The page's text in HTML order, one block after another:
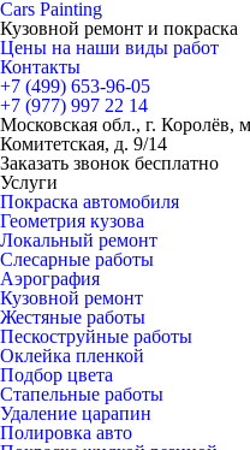
Cars Painting
Кузовной ремонт и покраска
Цены на наши виды работ
Контакты
+7 (499) 653-96-05
+7 (977) 997 22 14
Московская обл., г.
Комитетская, д. 9/14
Заказать звонок бесплатно
Услуги
Покраска автомобиля
Геометрия кузова
Локальный ремонт
Слесарные работы
Аэрография
Кузовной ремонт
Жестяные работы
Пескоструйные работы
Оклейка пленкой
Подбор цвета
Стапельные работы
Удаление царапин
Полировка авто